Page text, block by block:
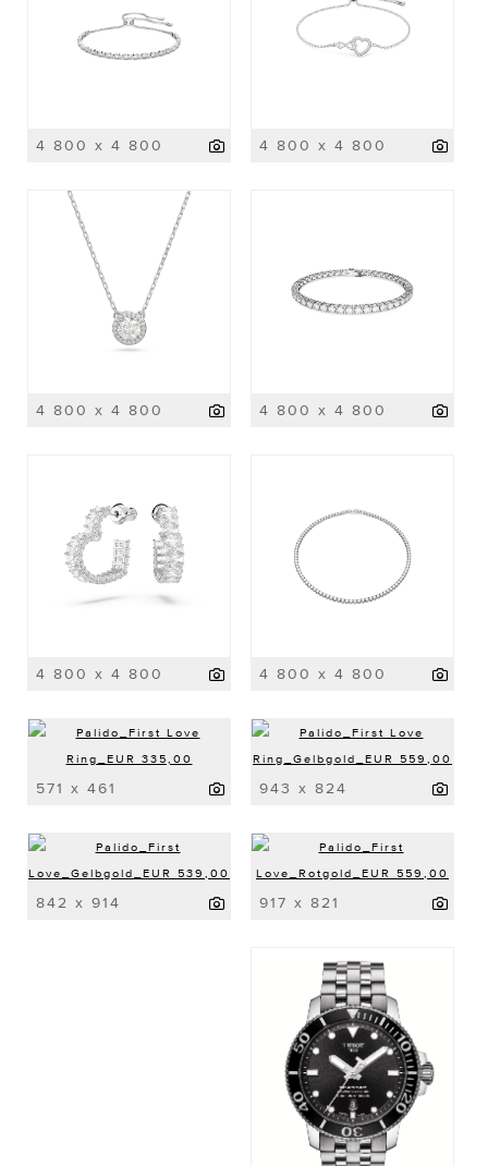
4 800 x 4 800 4 800 x 4 800
4 800 x 4 800 4 800 x 4 800
4 800 x 4 800 4 800 x 4 800
571 x 461 943 x 824
842 x 914 917 x 821